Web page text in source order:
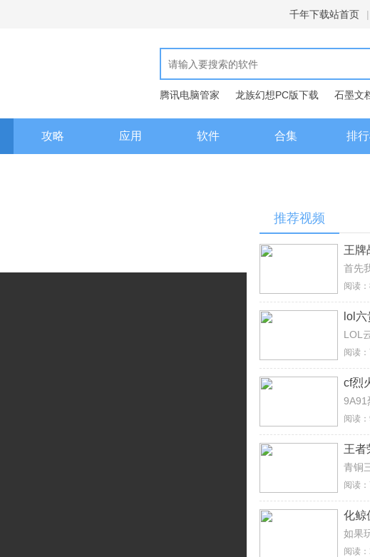
千年下载站首页 |
腾讯电脑管家 龙族幻想PC版下载
石墨文
现代汉语词典下载
百度输入法下载
攻略 应用 软件 合集 排
推荐视频
首先
开，
技对
边的
好友
前游
阅读
lol
LOL
玛西
剑姬
下“六
即：
光女
珏。
阅读
cf烈
9A91
全新
行一
购买
目前
新上
雄级
右。
阅读
王者
青铜
位保
的玩
了，
钻二
阅读
化鲸
如果
玩
阅读